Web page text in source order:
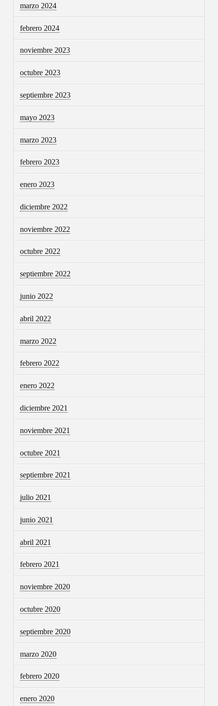
marzo 2024
febrero 2024
noviembre 2023
octubre 2023
septiembre 2023
mayo 2023
marzo 2023
febrero 2023
enero 2023
diciembre 2022
noviembre 2022
octubre 2022
septiembre 2022
junio 2022
abril 2022
marzo 2022
febrero 2022
enero 2022
diciembre 2021
noviembre 2021
octubre 2021
septiembre 2021
julio 2021
junio 2021
abril 2021
febrero 2021
noviembre 2020
octubre 2020
septiembre 2020
marzo 2020
febrero 2020
enero 2020